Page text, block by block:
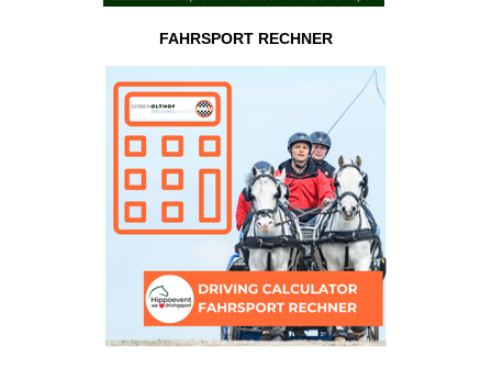
FAHRSPORT RECHNER